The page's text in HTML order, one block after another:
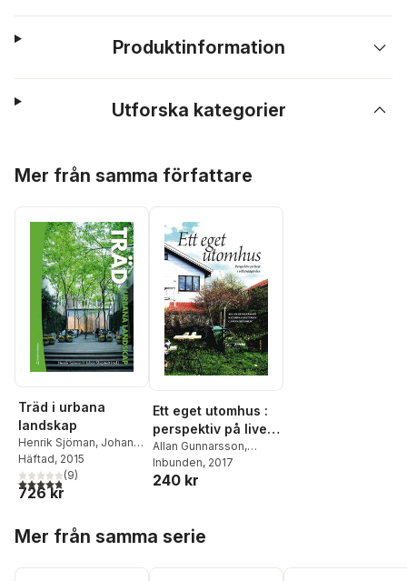
Produktinformation
Utforska kategorier
Mer från samma författare
Träd i urbana
landskap
Henrik Sjöman, Johan
Slagstedt,Johanna
Deak Sjöman
Ericsson
Johansson,Tomas
Norfall,Örjan Stål,Björn
Häftad, 2015
4,8utav 5 stjärnor. Totalt antal röster:
(9)
726 kr
Ett eget utomhus :
perspektiv på livet i
villaträdgården
Allan Gunnarsson,
Katarina Saltzman
Carina Sjöholm
Inbunden, 2017
240 kr
Mer från samma serie